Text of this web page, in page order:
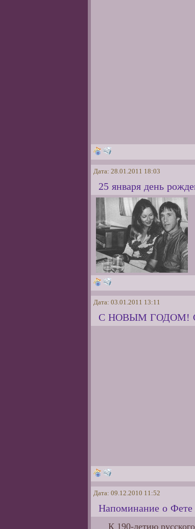
Дата: 28.01.2011 18:03
25 января день
Дата: 03.01.2011 13:11
С НОВЫМ ГОДОМ!
Дата: 09.12.2010 11:52
Напоминание о Фете
К 190-летию